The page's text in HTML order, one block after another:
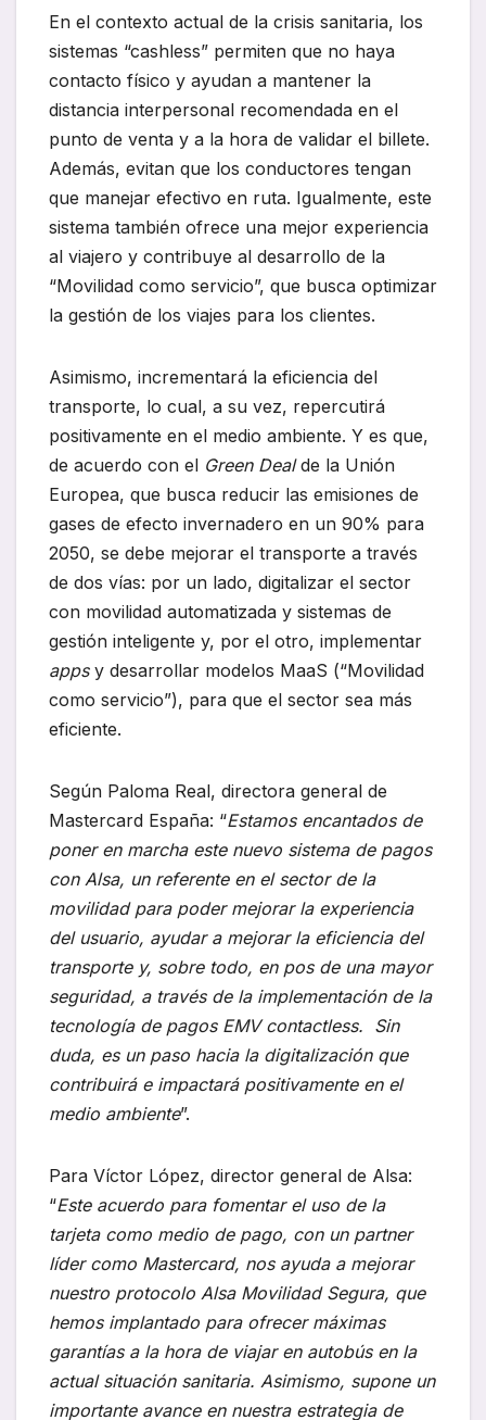
En el contexto actual de la crisis sanitaria, los
sistemas “cashless” permiten que no haya
contacto físico y ayudan a mantener la
distancia interpersonal recomendada en el
punto de venta y a la hora de validar el billete.
Además, evitan que los conductores tengan
que manejar efectivo en ruta. Igualmente, este
sistema también ofrece una mejor experiencia
al viajero y contribuye al desarrollo de la
“Movilidad como servicio”, que busca optimizar
la gestión de los viajes para los clientes.
Asimismo, incrementará la eficiencia del
transporte, lo cual, a su vez, repercutirá
positivamente en el medio ambiente. Y es que,
de acuerdo con el Green Dealde la Unión
Europea, que busca reducir las emisiones de
gases de efecto invernadero en un 90% para
2050, se debe mejorar el transporte a través
de dos vías: por un lado, digitalizar el sector
con movilidad automatizada y sistemas de
gestión inteligente y, por el otro, implementar
appsy desarrollar modelos MaaS (“Movilidad
como servicio”), para que el sector sea más
eficiente.
Según Paloma Real, directora general de
Mastercard España: “Estamos encantados de
poner en marcha este nuevo sistema de pagos
con Alsa, un referente en el sector de la
movilidad para poder mejorar la experiencia
del usuario, ayudar a mejorar la eficiencia del
transporte y, sobre todo, en pos de una mayor
seguridad, a través de la implementación de la
tecnología de pagos EMV contactless. Sin
duda, es un paso hacia la digitalización que
contribuirá e impactará positivamente en el
medio ambiente”.
Para Víctor López, director general de Alsa:
“Este acuerdo para fomentar el uso de la
tarjeta como medio de pago, con un partner
líder como Mastercard, nos ayuda a mejorar
nuestro protocolo Alsa Movilidad Segura, que
hemos implantado para ofrecer máximas
garantías a la hora de viajar en autobús en la
actual situación sanitaria. Asimismo, supone un
importante avance en nuestra estrategia de